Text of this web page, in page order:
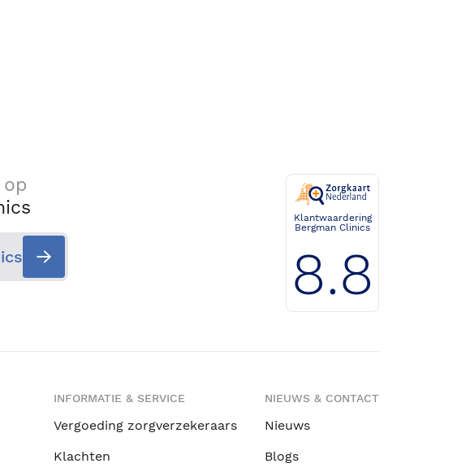
Klantwaardering
Bergman Clinics
8.8
INFORMATIE & SERVICE
Vergoeding zorgverzekeraars
Klachten
NIEUWS & CONTACT
Nieuws
Blogs